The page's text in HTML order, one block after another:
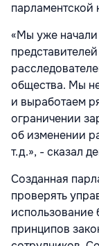
парламентской
«Мы уже
общества. Мы
и выработаем
ограничении
об изменении
т.д.», - сказал
Созданная
проверять
принципов